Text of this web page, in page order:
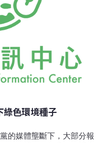
牌燈和騎樓燈在非營業時
能源浪費。」今年以「城
上電費調漲，希望影響店
電公共服務處副處長黃順
育民
綠色環境種子
的媒體壟斷下，大部分報